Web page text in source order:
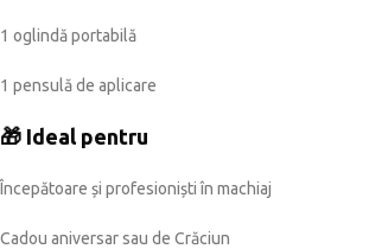
1 oglindă portabilă
1 pensulă de aplicare
🎁 Ideal pentru
Începătoare și profesioniști în machiaj
Cadou aniversar sau de Crăciun